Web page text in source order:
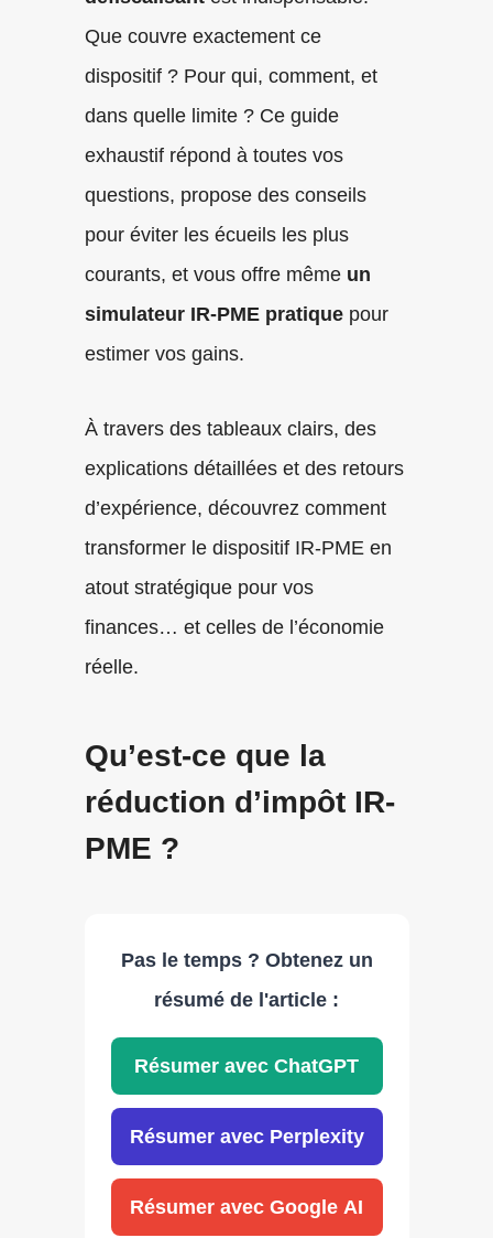
Que couvre exactement ce
dispositif ? Pour qui, comment, et
dans quelle limite ? Ce guide
exhaustif répond à toutes vos
questions, propose des conseils
pour éviter les écueils les plus
courants, et vous offre même un
simulateur IR-PME pratiquepour
estimer vos gains.
À travers des tableaux clairs, des
explications détaillées et des retours
d’expérience, découvrez comment
transformer le dispositif IR-PME en
atout stratégique pour vos
finances… et celles de l’économie
réelle.
Qu’est-ce que la
réduction d’impôt IR-
PME ?
Pas le temps ? Obtenez un
résumé de l'article :
Résumer avec ChatGPT
Résumer avec Perplexity
Résumer avec Google AI